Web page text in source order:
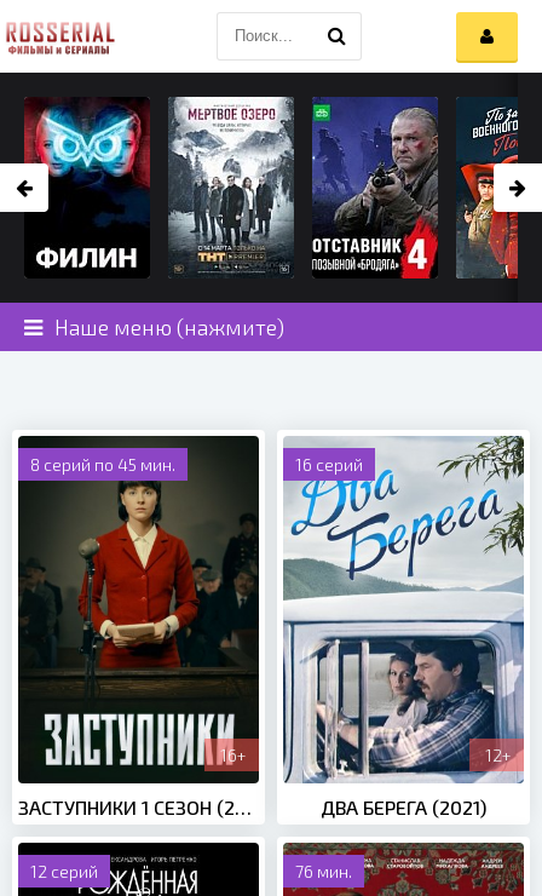
Наше меню (нажмите)
8 серий по 45 мин.
16+
16 серий
12+
ДВА БЕРЕГА (2021)
12 серий 76 мин.